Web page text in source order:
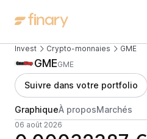
Invest Crypto-monnaies GME
GMEGME
Suivre dans votre portfolio
GraphiqueÀ proposMarchés
06 août 2026